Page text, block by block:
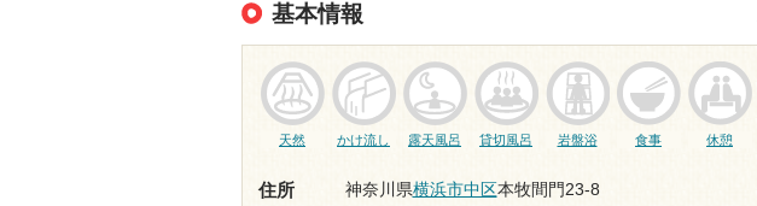
基本情報
天然 かけ流し 露天風呂 貸切風呂 岩盤浴 食事 休憩
住所 神奈川県横浜市中区本牧間門23-8